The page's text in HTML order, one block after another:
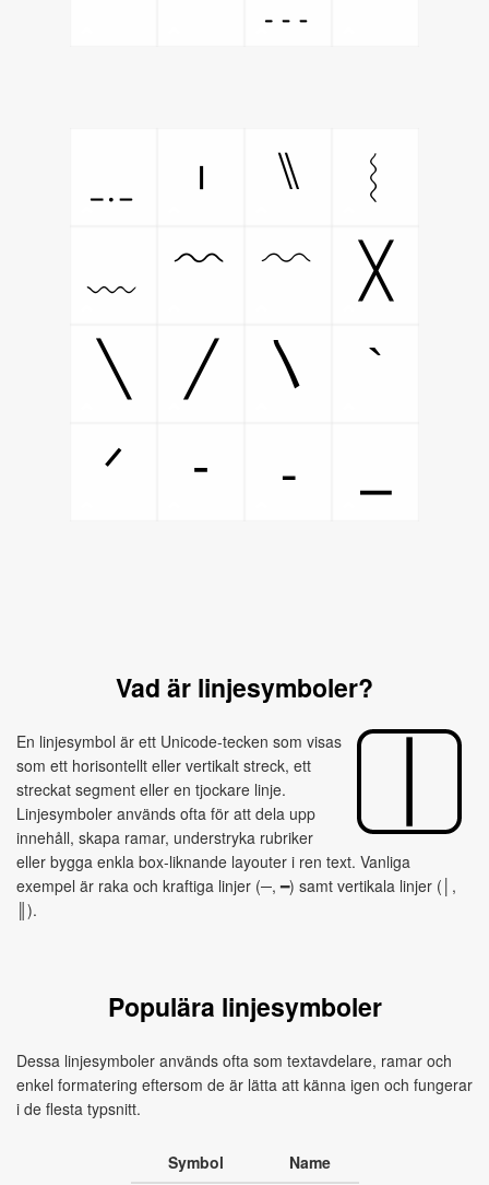
︲ ⑊
︴
﹏
﹌ ﹋
╳
╲
╱ 〵
`
ᐟ
‐ ⁃
Vad är linjesymboler?
En linjesymbol är ett Unicode-tecken som visas
som ett horisontellt eller vertikalt streck, ett
streckat segment eller en tjockare linje.
Linjesymboler används ofta för att dela upp
innehåll, skapa ramar, understryka rubriker
eller bygga enkla box-liknande layouter i ren text. Vanliga
exempel är raka och kraftiga linjer (─, ━) samt vertikala linjer (│,
║).
Populära linjesymboler
Dessa linjesymboler används ofta som textavdelare, ramar och
enkel formatering eftersom de är lätta att känna igen och fungerar
i de flesta typsnitt.
Symbol
Name